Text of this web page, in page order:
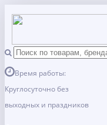
Время работы:
Круглосуточно без
выходных и праздников